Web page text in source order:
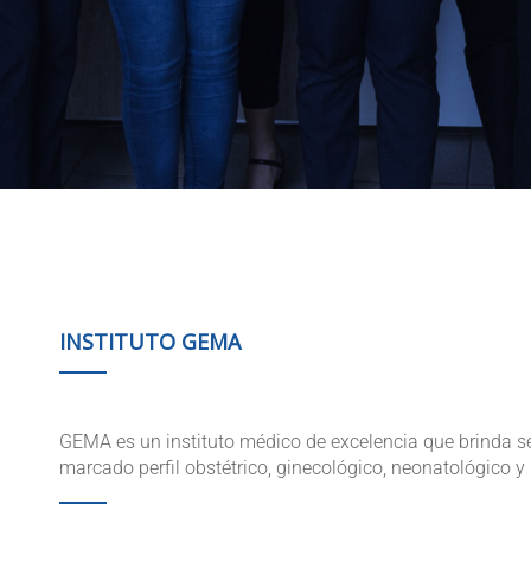
INSTITUTO GEMA
GEMA es un instituto médico de excelencia que brinda
marcado perfil obstétrico, ginecológico, neonatológico